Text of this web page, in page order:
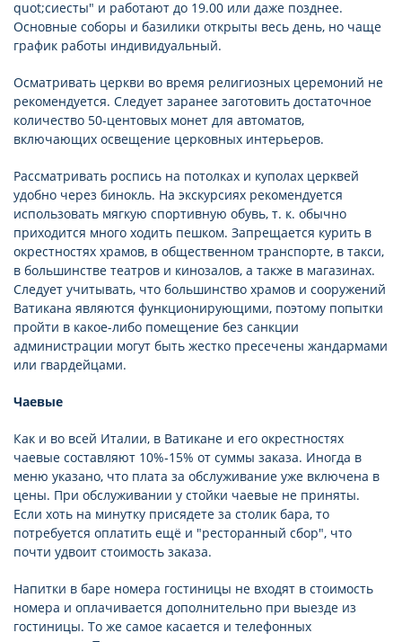
quot;сиесты" и работают до 19.00 или даже позднее.
Основные соборы и базилики открыты весь день, но чаще
график работы индивидуальный.
Осматривать церкви во время религиозных церемоний не
рекомендуется. Следует заранее заготовить достаточное
количество 50-центовых монет для автоматов,
включающих освещение церковных интерьеров.
Рассматривать роспись на потолках и куполах церквей
удобно через бинокль. На экскурсиях рекомендуется
использовать мягкую спортивную обувь, т. к. обычно
приходится много ходить пешком. Запрещается курить в
окрестностях храмов, в общественном транспорте, в такси,
в большинстве театров и кинозалов, а также в магазинах.
Следует учитывать, что большинство храмов и сооружений
Ватикана являются функционирующими, поэтому попытки
пройти в какое-либо помещение без санкции
администрации могут быть жестко пресечены жандармами
или гвардейцами.
Чаевые
Как и во всей Италии, в Ватикане и его окрестностях
чаевые составляют 10%-15% от суммы заказа. Иногда в
меню указано, что плата за обслуживание уже включена в
цены. При обслуживании у стойки чаевые не приняты.
Если хоть на минутку присядете за столик бара, то
потребуется оплатить ещё и "ресторанный сбор", что
почти удвоит стоимость заказа.
Напитки в баре номера гостиницы не входят в стоимость
номера и оплачивается дополнительно при выезде из
гостиницы. То же самое касается и телефонных